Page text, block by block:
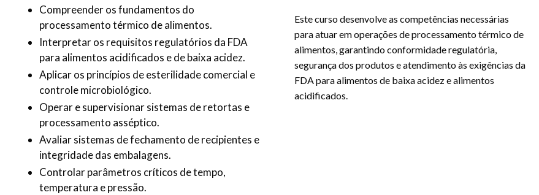
Compreender os fundamentos do
processamento térmico de alimentos.
Interpretar os requisitos regulatórios da FDA
para alimentos acidificados e de baixa acidez.
Aplicar os princípios de esterilidade comercial e
controle microbiológico.
Operar e supervisionar sistemas de retortas e
processamento asséptico.
Avaliar sistemas de fechamento de recipientes e
integridade das embalagens.
Controlar parâmetros críticos de tempo,
temperatura e pressão.
Este curso desenvolve as competências necessárias
para atuar em operações de processamento térmico de
alimentos, garantindo conformidade regulatória,
segurança dos produtos e atendimento às exigências da
FDA para alimentos de baixa acidez e alimentos
acidificados.